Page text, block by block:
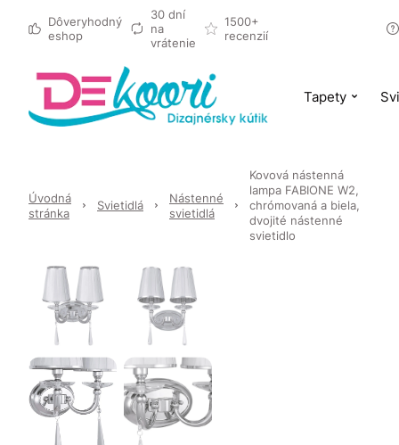
Dôveryhodný
eshop
30 dní
na
vrátenie
1500+
recenzií
Tapety
Úvodná
stránka
Svietidlá
Nástenné
svietidlá
Kovová nástenná
lampa FABIONE W2,
chrómovaná a biela,
dvojité nástenné
svietidlo